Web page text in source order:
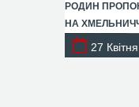
РОДИН
НА
27